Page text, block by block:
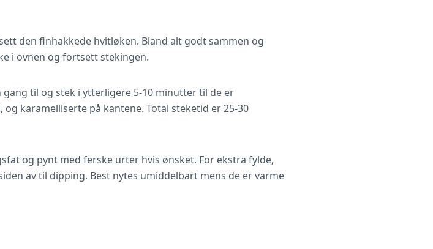
den finhakkede hvitløken. Bland alt godt sammen og
i ovnen og fortsett stekingen.
til og stek i ytterligere 5-10 minutter til de er
karamelliserte på kantene. Total steketid er 25-30
og pynt med ferske urter hvis ønsket. For ekstra fylde,
av til dipping. Best nytes umiddelbart mens de er varme